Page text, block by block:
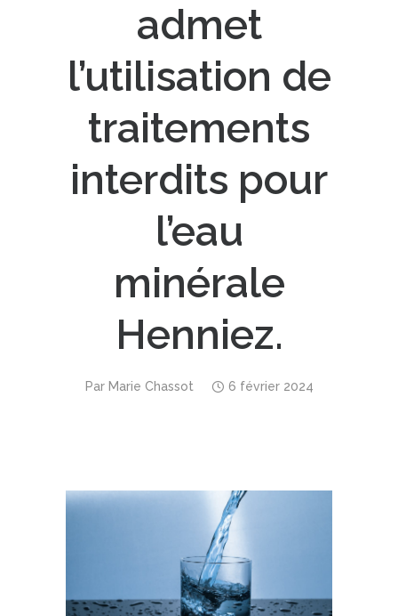
admet
l’utilisation de
traitements
interdits pour
l’eau
minérale
Henniez.
Par Marie Chassot 6 février 2024